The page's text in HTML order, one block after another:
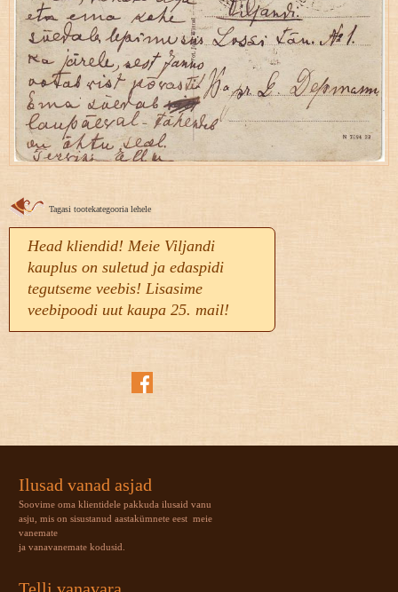
Tagasi tootekategooria lehele
Head kliendid! Meie Viljandi
kauplus on suletud ja edaspidi
tegutseme veebis! Lisasime
veebipoodi uut kaupa 25. mail!
Ilusad vanad asjad
Soovime oma klientidele pakkuda ilusaid vanu
asju, mis on sisustanud aastakümnete eest meie
vanemate
ja vanavanemate kodusid.